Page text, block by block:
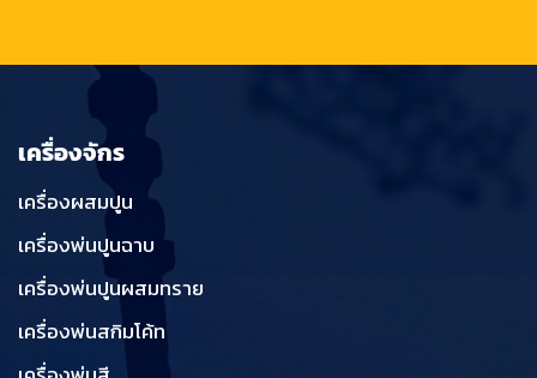
เครื่องจักร
เครื่องผสมปูน
เครื่องพ่นปูนฉาบ
เครื่องพ่นปูนผสมทราย
เครื่องพ่นสกิมโค้ท